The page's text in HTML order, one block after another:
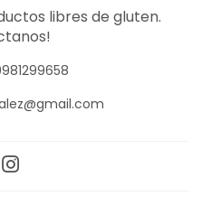
libres de gluten.